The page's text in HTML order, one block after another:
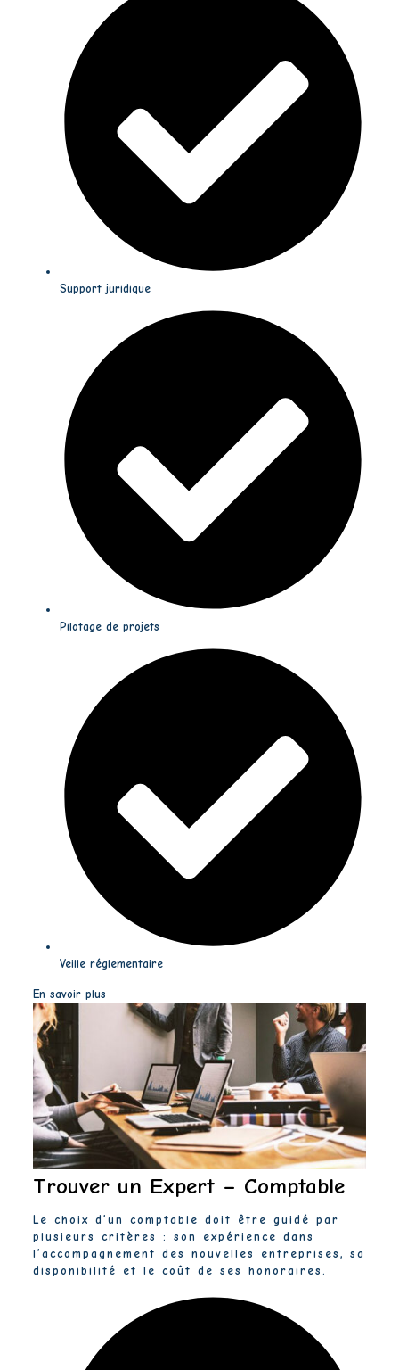
Support juridique
Pilotage de projets
Veille réglementaire
En savoir plus
Trouver un Expert – Comptable
Le choix d’un comptable doit être guidé par
plusieurs critères : son expérience dans
l’accompagnement des nouvelles entreprises, sa
disponibilité et le coût de ses honoraires.